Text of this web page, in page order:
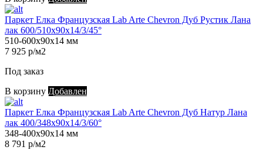
Паркет Елка Французская Lab Arte Chevron Дуб Рустик Лана
лак 600/510х90х14/3/45°
510-600х90х14 мм
7 925 р/м2
Под заказ
В корзину Добавлен
Паркет Елка Французская Lab Arte Chevron Дуб Натур Лана
лак 400/348х90х14/3/60°
348-400х90х14 мм
8 791 р/м2